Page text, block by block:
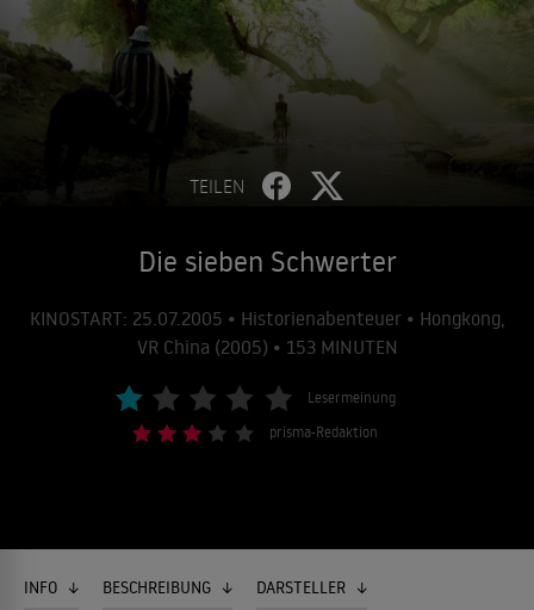
TEILEN
Die sieben Schwerter
KINOSTART: 25.07.2005 • Historienabenteuer • Hongkong,
VR China (2005) • 153 MINUTEN
Lesermeinung
prisma-Redaktion
INFO BESCHREIBUNG DARSTELLER